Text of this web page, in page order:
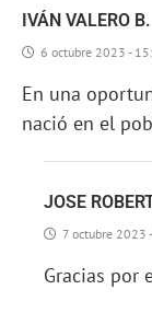
IVÁN VALERO B.
6 octubre 2023 -
En una
nació en el
JOSE
7 octubre 2023
Gracias por